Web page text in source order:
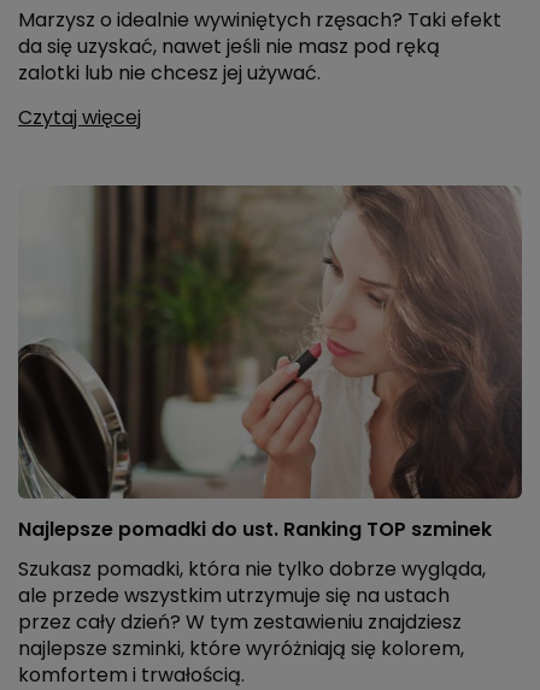
Marzysz o idealnie wywiniętych rzęsach? Taki efekt
da się uzyskać, nawet jeśli nie masz pod ręką
zalotki lub nie chcesz jej używać.
Czytaj więcej
Najlepsze pomadki do ust. Ranking TOP szminek
Szukasz pomadki, która nie tylko dobrze wygląda,
ale przede wszystkim utrzymuje się na ustach
przez cały dzień? W tym zestawieniu znajdziesz
najlepsze szminki, które wyróżniają się kolorem,
komfortem i trwałością.